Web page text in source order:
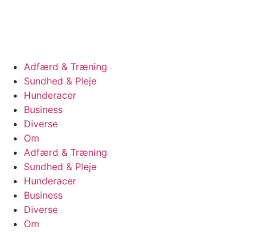
Adfærd & Træning
Sundhed & Pleje
Hunderacer
Business
Diverse
Om
Adfærd & Træning
Sundhed & Pleje
Hunderacer
Business
Diverse
Om